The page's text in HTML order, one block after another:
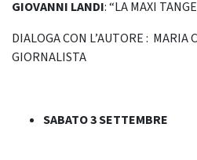
GIOVANNI LANDI: “LA MAXI
DIALOGA CON L’AUTORE : MARIA
GIORNALISTA
SABATO 3 SETTEMBRE